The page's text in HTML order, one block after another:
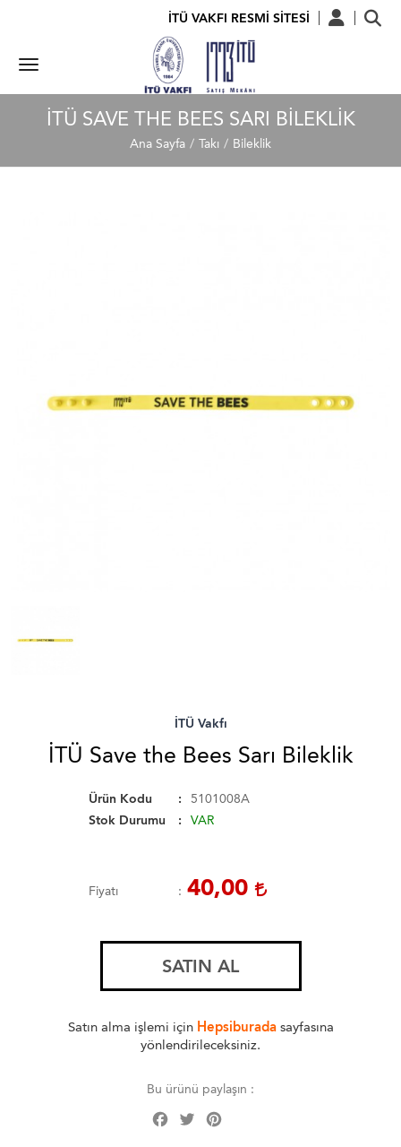
İTÜ VAKFI RESMİ SİTESİ
İTÜ SAVE THE BEES SARI BILEKLIK
Ana Sayfa Takı Bileklik
İTÜ Vakfı
İTÜ Save the Bees Sarı Bileklik
Ürün Kodu
5101008A
Stok Durumu
VAR
Fiyatı 40,00
SATIN AL
Satın alma işlemi için Hepsiburadasayfasına
yönlendirileceksiniz.
Bu ürünü paylaşın :
Facebook
Twitter